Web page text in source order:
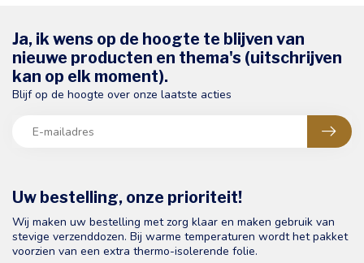
Uw bestelling, onze prioriteit!
Wij maken uw bestelling met zorg klaar en maken gebruik van
stevige verzenddozen. Bij warme temperaturen wordt het pakket
voorzien van een extra thermo-isolerende folie.
Ja, ik wens op de hoogte te blijven van
nieuwe producten en thema's (uitschrijven
kan op elk moment).
Blijf op de hoogte over onze laatste acties